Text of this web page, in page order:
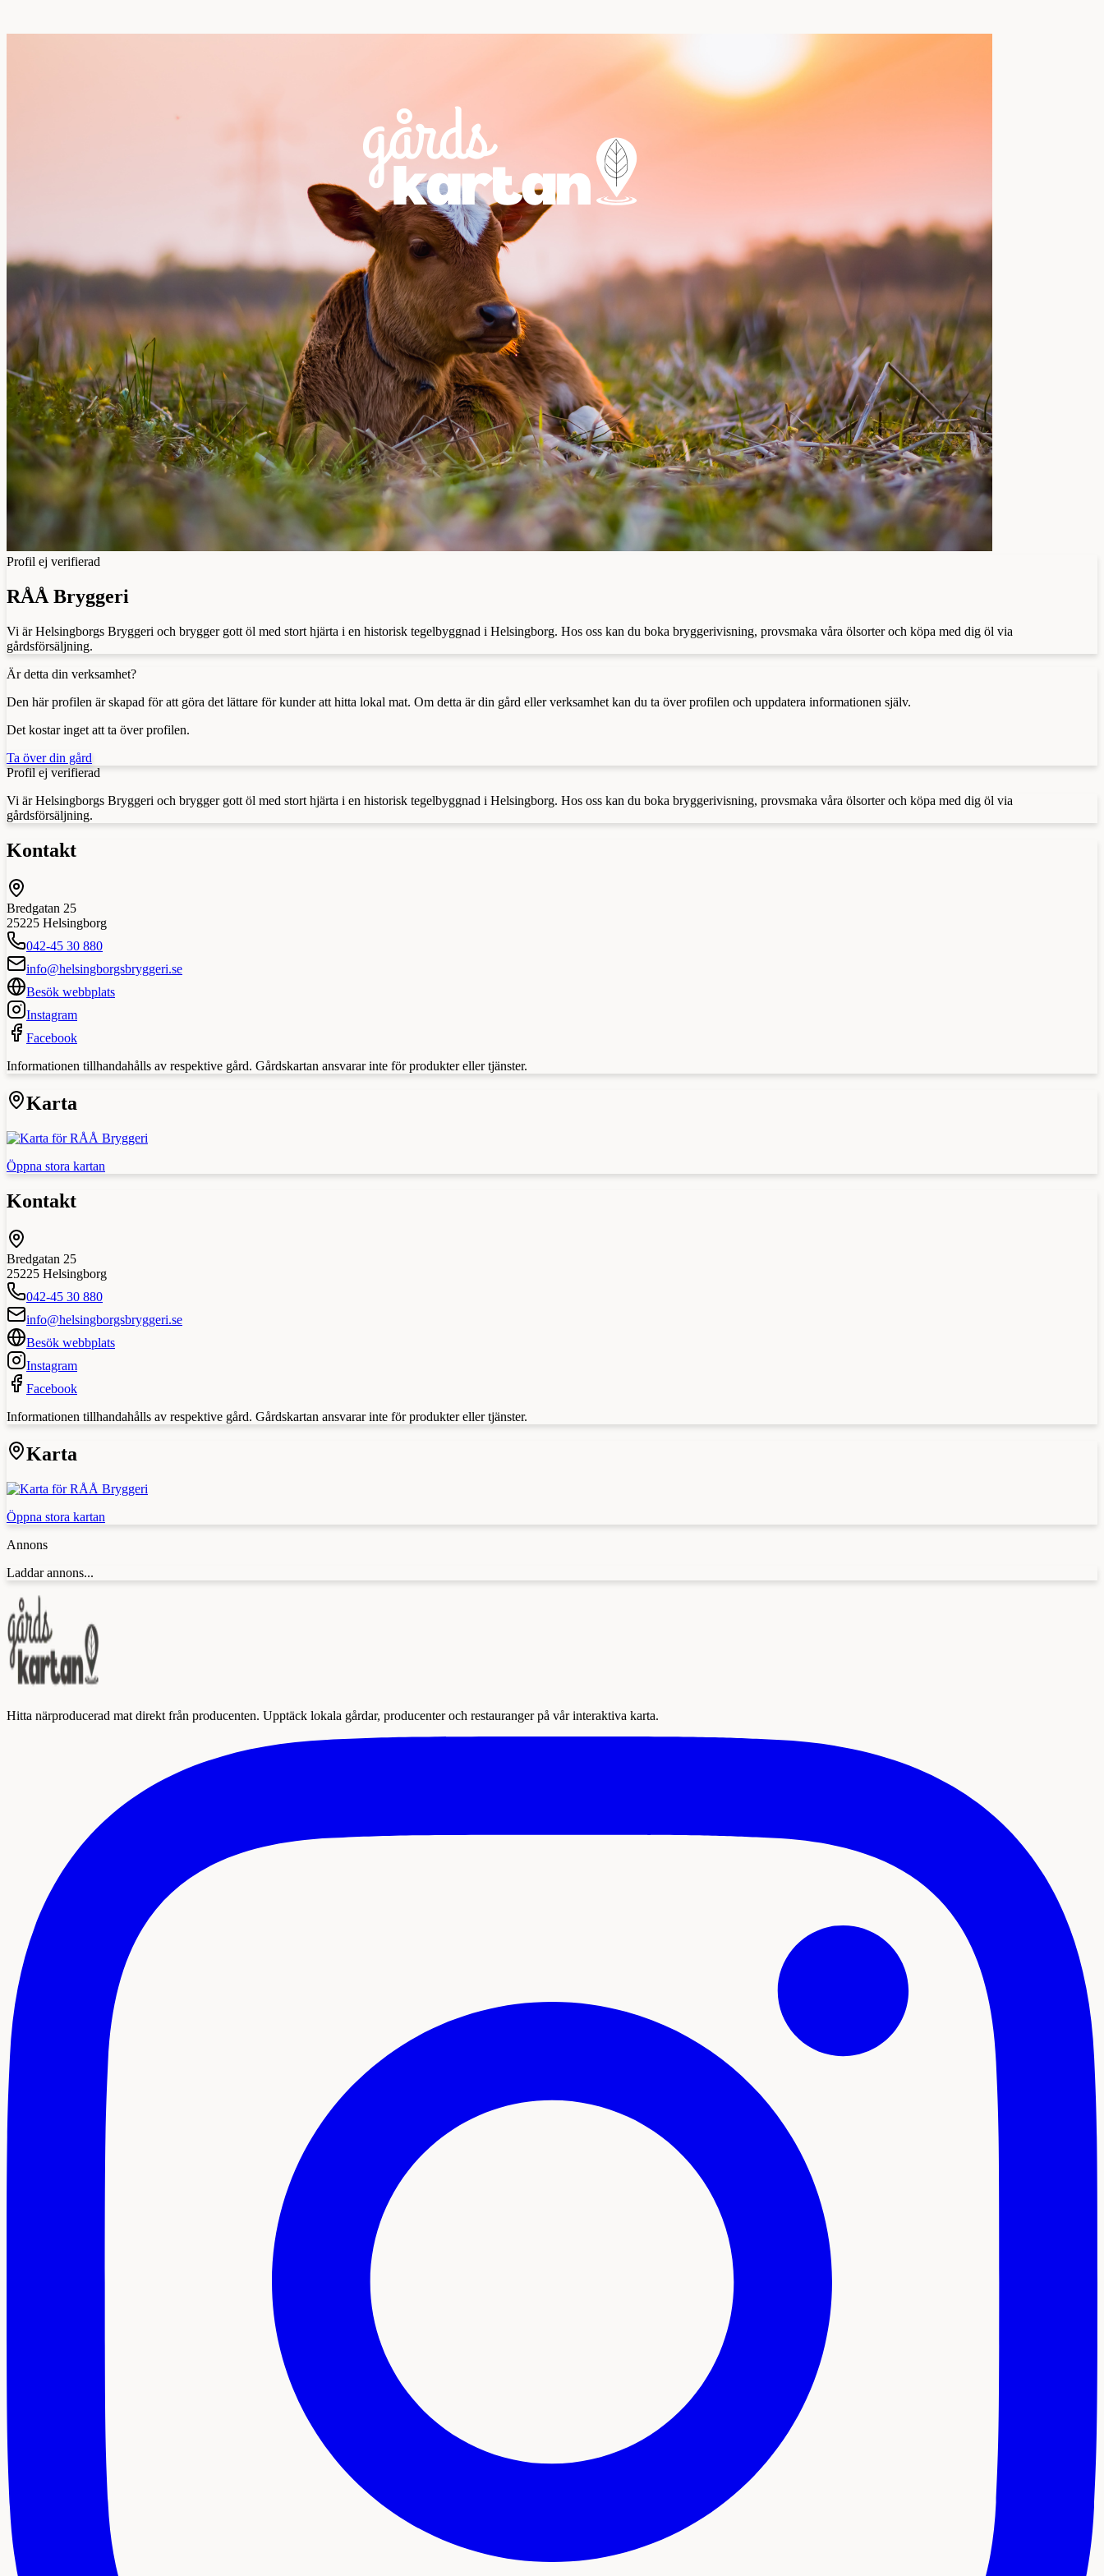
Profil ej verifierad
RÅÅ Bryggeri
Vi är Helsingborgs Bryggeri och brygger gott öl med stort hjärta i en historisk tegelbyggnad i Helsingborg. Hos oss kan du boka bryggerivisning, provsmaka våra ölsorter och köpa med dig öl via
gårdsförsäljning.
Är detta din verksamhet?
Den här profilen är skapad för att göra det lättare för kunder att hitta lokal mat. Om detta är din gård eller verksamhet kan du ta över profilen och uppdatera informationen själv.
Det kostar inget att ta över profilen.
Ta över din gård
Profil ej verifierad
Vi är Helsingborgs Bryggeri och brygger gott öl med stort hjärta i en historisk tegelbyggnad i Helsingborg. Hos oss kan du boka bryggerivisning, provsmaka våra ölsorter och köpa med dig öl via
gårdsförsäljning.
Kontakt
Bredgatan 25
25225 Helsingborg
042-45 30 880
info@helsingborgsbryggeri.se
Besök webbplats
Instagram
Facebook
Informationen tillhandahålls av respektive gård. Gårdskartan ansvarar inte för produkter eller tjänster.
Karta
Öppna stora kartan
Kontakt
Bredgatan 25
25225 Helsingborg
042-45 30 880
info@helsingborgsbryggeri.se
Besök webbplats
Instagram
Facebook
Informationen tillhandahålls av respektive gård. Gårdskartan ansvarar inte för produkter eller tjänster.
Karta
Öppna stora kartan
Annons
Laddar annons...
Hitta närproducerad mat direkt från producenten. Upptäck lokala gårdar, producenter och restauranger på vår interaktiva karta.